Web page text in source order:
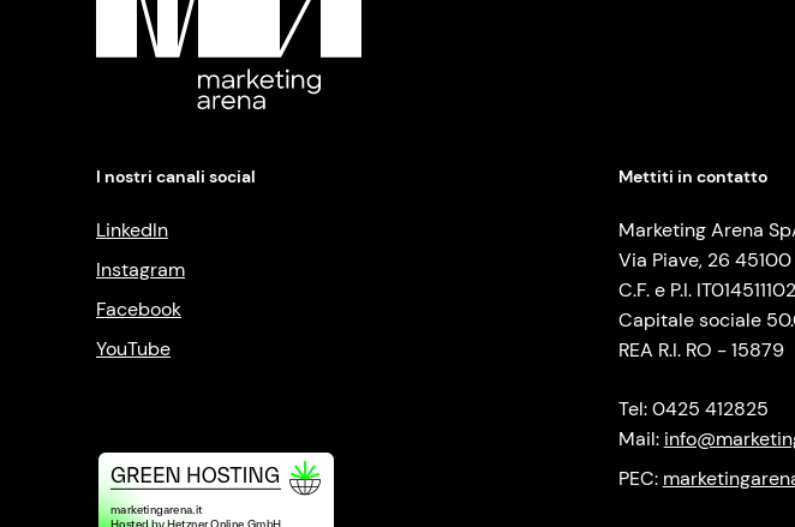
I nostri canali social
LinkedIn
Instagram
Facebook
YouTube
Mettiti in contatto
Marketing Arena
Via Piave, 26 45100
C.F. e P.I.
Capitale sociale
REA R.I. RO - 15879
Tel: 0425 412825
Mail:
PEC: